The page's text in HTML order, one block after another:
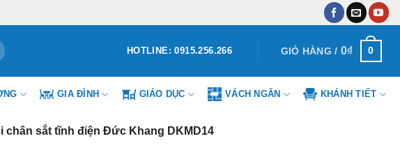
HOTLINE: 0915.256.266 GIỎ HÀNG / 0₫ 0
GIA ĐÌNH GIÁO DỤC VÁCH NGĂN KHÁNH TIẾT
chân sắt tĩnh điện Đức Khang DKMD14